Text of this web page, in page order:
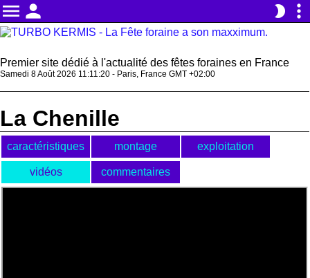
menu person brightness_2 more_vert
Premier site dédié à l'actualité des fêtes foraines en France
Samedi 8 Août 2026 11:11:20 - Paris, France GMT +02:00
La Chenille
caractéristiques montage exploitation
vidéos commentaires